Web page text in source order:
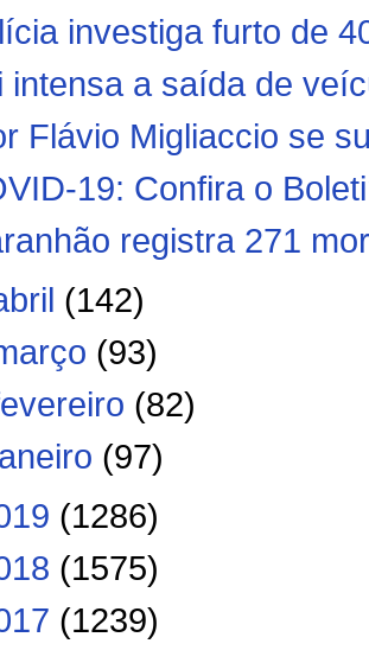
investiga furto de
intensa a saída de
Flávio Migliaccio se
19: Confira o
registra 271
(142)
(93)
(82)
(97)
(1286)
(1575)
(1239)